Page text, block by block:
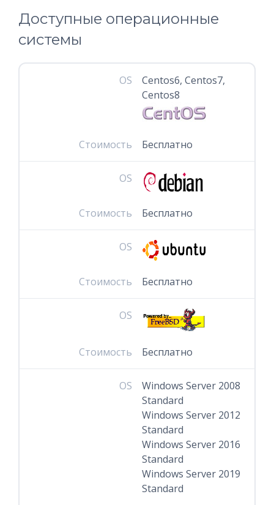
Доступные операционные
системы
OS
Centos6, Centos7,
Centos8
Стоимость Бесплатно
OS
Стоимость Бесплатно
OS
Стоимость Бесплатно
OS
Стоимость Бесплатно
OS
Windows Server 2008
Standard
Windows Server 2012
Standard
Windows Server 2016
Standard
Windows Server 2019
Standard